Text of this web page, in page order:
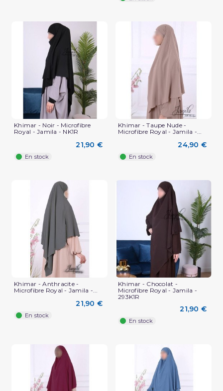
Khimar - Noir - Microfibre
Royal - Jamila - NK1R
21,90 €
En stock
Khimar - Taupe Nude -
Microfibre Royal - Jamila -...
24,90 €
En stock
Khimar - Anthracite -
Microfibre Royal - Jamila -...
21,90 €
En stock
Khimar - Chocolat -
Microfibre Royal - Jamila -
293K1R
21,90 €
En stock